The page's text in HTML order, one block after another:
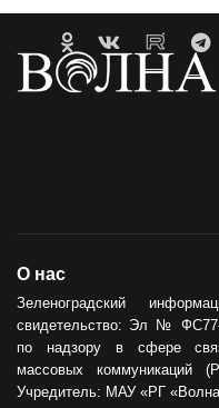
О нас
Зеленоградский
свидетельство: Эл №
по надзору в сфере
массовых коммуникаций
Учредитель: МАУ «РГ